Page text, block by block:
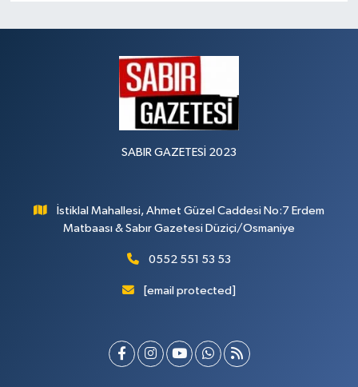
SABIR GAZETESİ 2023
İstiklal Mahallesi, Ahmet Güzel Caddesi No:7 Erdem
Matbaası & Sabır Gazetesi Düziçi/Osmaniye
0552 551 53 53
[email protected]